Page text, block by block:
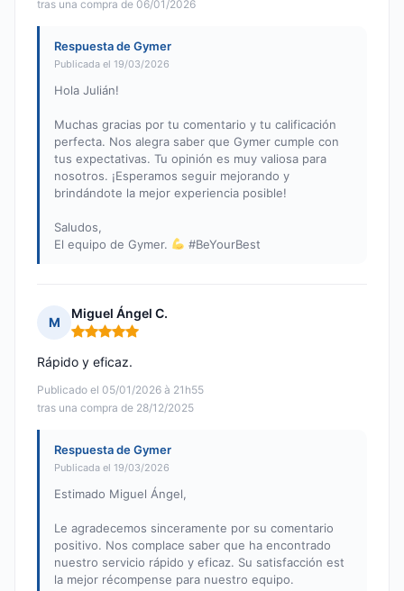
tras una compra de 06/01/2026
Respuesta de Gymer
Publicada el 19/03/2026
Hola Julián!
Muchas gracias por tu comentario y tu calificación
perfecta. Nos alegra saber que Gymer cumple con
tus expectativas. Tu opinión es muy valiosa para
nosotros. ¡Esperamos seguir mejorando y
brindándote la mejor experiencia posible!
Saludos,
El equipo de Gymer.
#BeYourBest
M
Miguel Ángel C.
Nota: 5 de 5
Publicado el 05/01/2026 à 21h55
tras una compra de 28/12/2025
Rápido y eficaz.
Respuesta de Gymer
Publicada el 19/03/2026
Estimado Miguel Ángel,
Le agradecemos sinceramente por su comentario
positivo. Nos complace saber que ha encontrado
nuestro servicio rápido y eficaz. Su satisfacción est
la mejor récompense para nuestro equipo.